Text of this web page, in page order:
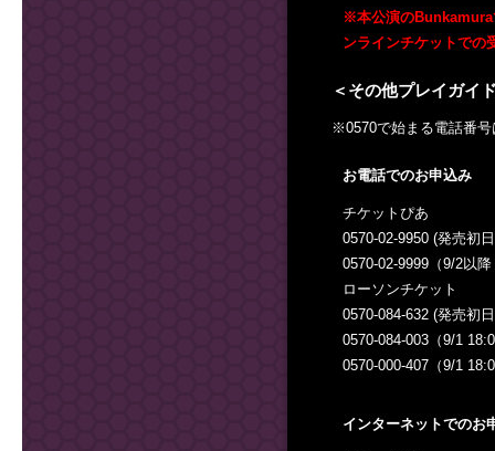
※本公演のBunkamura
ンラインチケットでの
＜その他プレイガイ
※0570で始まる電話番
お電話でのお申込み
チケットぴあ
0570-02-9950 (発売初
0570-02-9999（9/2以
ローソンチケット
0570-084-632 (発売初
0570-084-003（9/1
0570-000-407（9/1
インターネットでのお